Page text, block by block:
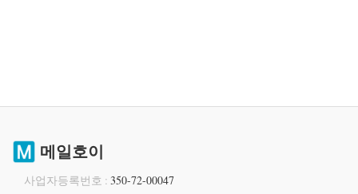
메일호이
사업자등록번호 : 350-72-00047